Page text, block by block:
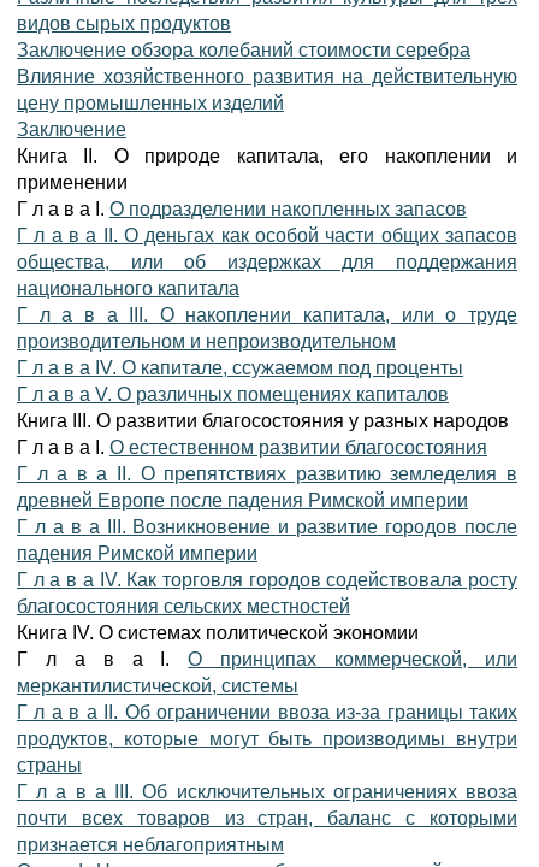
видов сырых продуктов
Заключение обзора колебаний стоимости серебра
Влияние хозяйственного развития на действительную
цену промышленных изделий
Заключение
Книга II. О природе капитала, его накоплении и
применении
Г л а в а I. О подразделении накопленных запасов
Г л а в а II. О деньгах как особой части общих запасов
общества, или об издержках для поддержания
национального капитала
Г л а в а III. О накоплении капитала, или о труде
производительном и непроизводительном
Г л а в а IV. О капитале, ссужаемом под проценты
Г л а в а V. О различных помещениях капиталов
Книга III. О развитии благосостояния у разных народов
Г л а в а I. О естественном развитии благосостояния
Г л а в а II. О препятствиях развитию земледелия в
древней Европе после падения Римской империи
Г л а в а III. Возникновение и развитие городов после
падения Римской империи
Г л а в а IV. Как торговля городов содействовала росту
благосостояния сельских местностей
Книга IV. О системах политической экономии
Г л а в а I.О принципах коммерческой, или
меркантилистической, системы
Г л а в а II. Об ограничении ввоза из-за границы таких
продуктов, которые могут быть производимы внутри
страны
Г л а в а III. Об исключительных ограничениях ввоза
почти всех товаров из стран, баланс с которыми
признается неблагоприятным